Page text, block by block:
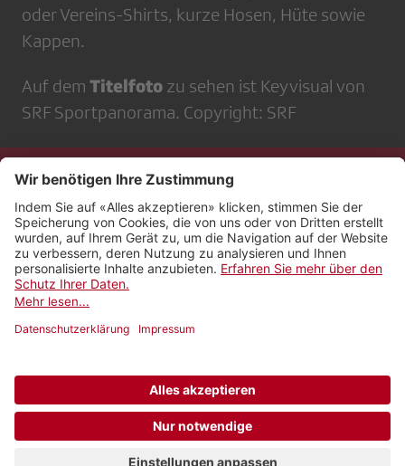
oder Vereins-Shirts, kurze Hosen, Hüte sowie
Kappen.
Auf dem Titelfoto zu sehen ist Keyvisual von
SRF Sportpanorama. Copyright: SRF
Kontakt
Impressum
Rechtliches
Netiquette
Newsletter abonnieren